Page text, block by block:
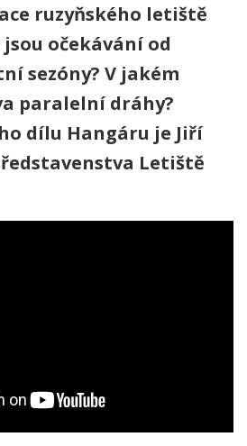
ruzyňského letiště
jsou očekávání od
sezóny? V jakém
paralelní dráhy?
dílu Hangáru je Jiří
Letiště